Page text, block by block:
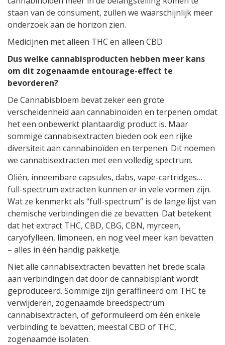
staan van de consument, zullen we waarschijnlijk meer
onderzoek aan de horizon zien.
Medicijnen met alleen THC en alleen CBD
Dus welke cannabisproducten hebben meer kans
om dit zogenaamde entourage-effect te
bevorderen?
De Cannabisbloem bevat zeker een grote
verscheidenheid aan cannabinoïden en terpenen omdat
het een onbewerkt plantaardig product is. Maar
sommige cannabisextracten bieden ook een rijke
diversiteit aan cannabinoïden en terpenen. Dit noemen
we cannabisextracten met een volledig spectrum.
Oliën, inneembare capsules, dabs, vape-cartridges…
full-spectrum extracten kunnen er in vele vormen zijn.
Wat ze kenmerkt als “full-spectrum” is de lange lijst van
chemische verbindingen die ze bevatten. Dat betekent
dat het extract THC, CBD, CBG, CBN, myrceen,
caryofylleen, limoneen, en nog veel meer kan bevatten
– alles in één handig pakketje.
Niet alle cannabisextracten bevatten het brede scala
aan verbindingen dat door de cannabisplant wordt
geproduceerd. Sommige zijn geraffineerd om THC te
verwijderen, zogenaamde breedspectrum
cannabisextracten, of geformuleerd om één enkele
verbinding te bevatten, meestal CBD of THC,
zogenaamde isolaten.